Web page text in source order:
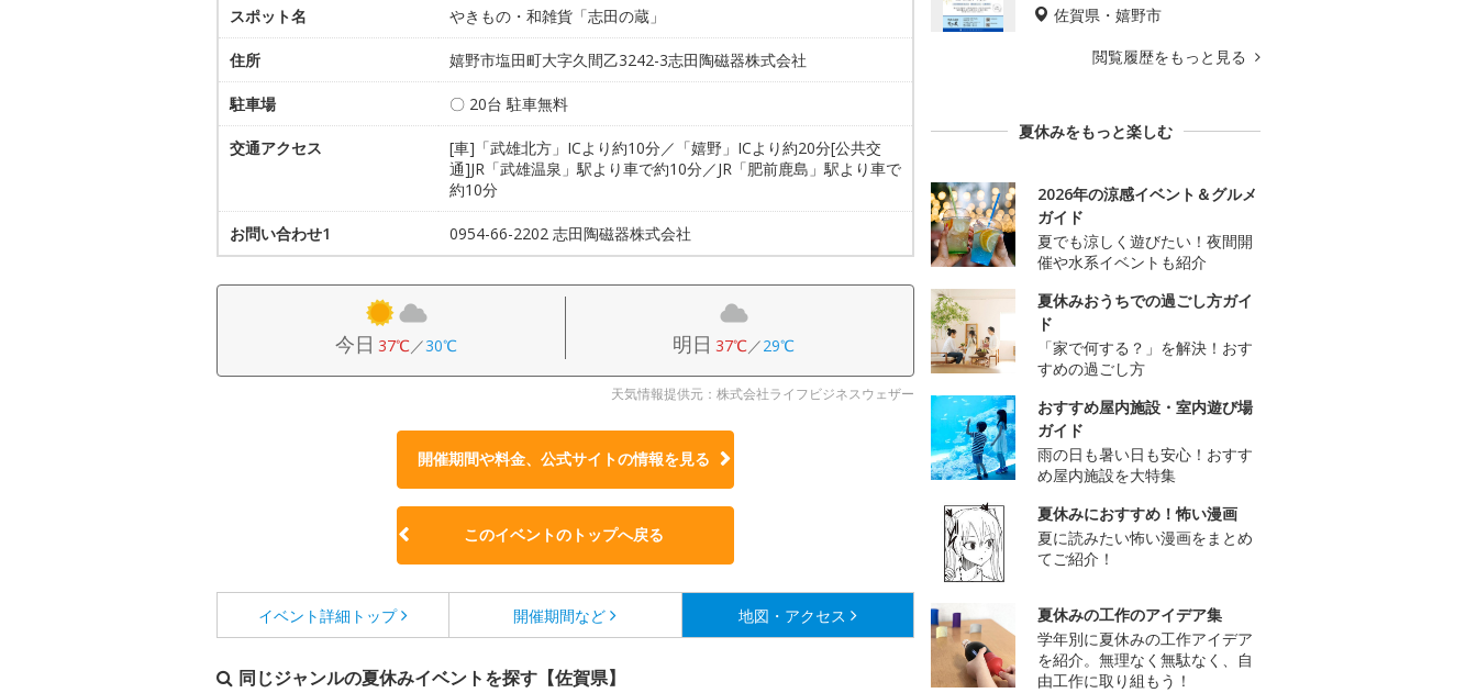
スポット名 やきもの・和雑貨「志田の蔵」
住所 嬉野市塩田町大字久間乙3242-3志田陶磁器株式会社
駐車場 〇 20台 駐車無料
交通アクセス
[車]「武雄北方」ICより約10分／「嬉野」ICより約20分[公共交
通]JR「武雄温泉」駅より車で約10分／JR「肥前鹿島」駅より車で
約10分
お問い合わせ1 0954-66-2202 志田陶磁器株式会社
今日 37℃／30℃ 明日 37℃／29℃
天気情報提供元：株式会社ライフビジネスウェザー
開催期間や料金、公式サイトの情報を見る
このイベントのトップへ戻る
イベント詳細 トップ 開催期間など 地図・アクセス
同じジャンルの夏休みイベントを探す【佐賀県】
佐賀県・嬉野市
閲覧履歴をもっと見る
夏休みをもっと楽しむ
2026年の涼感イベント＆グルメ
ガイド
夏でも涼しく遊びたい！夜間開
催や水系イベントも紹介
夏休みおうちでの過ごし方ガイ
ド
「家で何する？」を解決！おす
すめの過ごし方
おすすめ屋内施設・室内遊び場
ガイド
雨の日も暑い日も安心！おすす
め屋内施設を大特集
夏休みにおすすめ！怖い漫画
夏に読みたい怖い漫画をまとめ
てご紹介！
夏休みの工作のアイデア集
学年別に夏休みの工作アイデア
を紹介。無理なく無駄なく、自
由工作に取り組もう！